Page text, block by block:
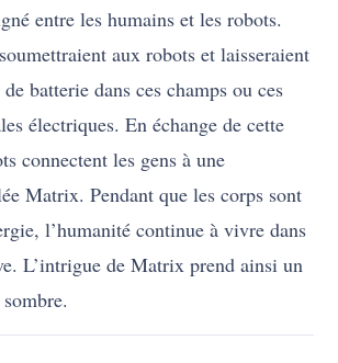
entre les humains et les robots.
aux robots et laisseraient
batterie dans ces champs ou ces
électriques. En échange de cette
connectent les gens à une
Matrix. Pendant que les corps sont
l’humanité continue à vivre dans
L’intrigue de Matrix prend ainsi un